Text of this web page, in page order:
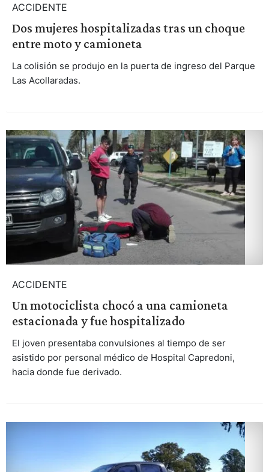
ACCIDENTE
Dos mujeres hospitalizadas tras un choque
entre moto y camioneta
La colisión se produjo en la puerta de ingreso del Parque
Las Acollaradas.
ACCIDENTE
Un motociclista chocó a una camioneta
estacionada y fue hospitalizado
El joven presentaba convulsiones al tiempo de ser
asistido por personal médico de Hospital Capredoni,
hacia donde fue derivado.